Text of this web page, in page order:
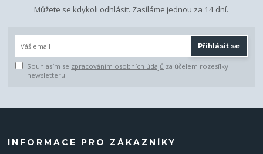
Můžete se kdykoli odhlásit. Zasíláme jednou za 14 dní.
Přihlásit se
Souhlasím se zpracováním osobních údajů za účelem rozesílky
newsletteru.
INFORMACE PRO ZÁKAZNÍKY